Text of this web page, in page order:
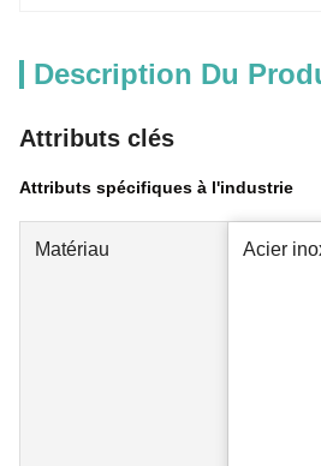
Description Du
Attributs clés
Attributs spécifiques à l'industrie
Matériau Acier